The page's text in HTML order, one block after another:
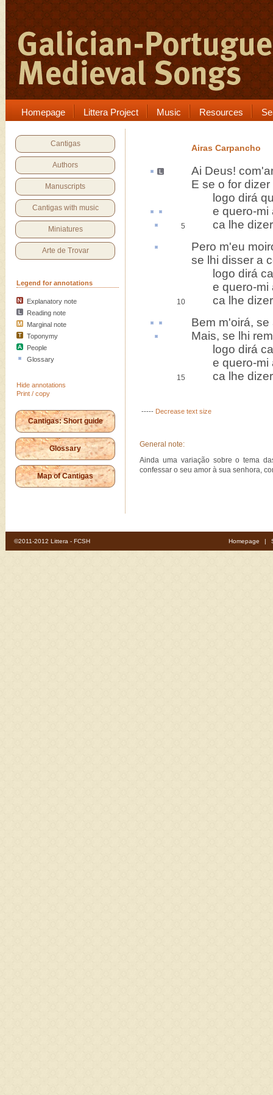
Homepage Littera Project Music Resources
Cantigas
Authors
Manuscripts
Cantigas with music
Miniatures
Arte de Trovar
Legend for annotations
Explanatory note
Reading note
Marginal note
Toponymy
People
Glossary
Hide annotations
Print / copy
Cantigas: Short guide
Glossary
Map of Cantigas
Airas Carpancho
Ai Deus!
E se o for
logo dirá
e quero-mi
5 ca lhe
Pero m'eu
se lhi disser a
logo dirá ca
e quero-mi
10
ca lhe dizer,
Bem m'oirá, se
Mais, se lhi rem
logo dirá ca
e quero-mi
15 ca lhe dizer,
----- Decrease text size
General note:
Ainda uma variação sobre o tema
confessar o seu amor à sua senhora,
©2011-2012 Littera - FCSH Homepage |